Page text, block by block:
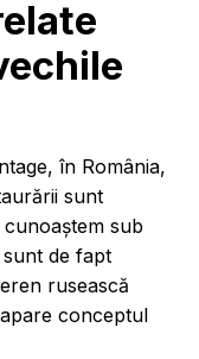
în România,
sunt
sub
sunt de fapt
rusească
conceptul